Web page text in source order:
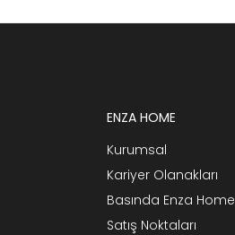
ENZA HOME
Kurumsal
Kariyer Olanakları
Basında Enza Home
Satış Noktaları